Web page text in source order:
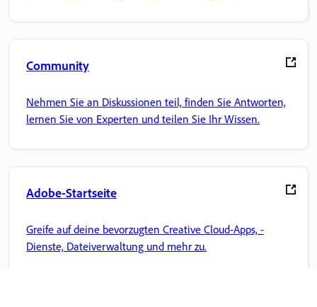
Community
Nehmen Sie an Diskussionen teil, finden Sie Antworten,
lernen Sie von Experten und teilen Sie Ihr Wissen.
Adobe-Startseite
Greife auf deine bevorzugten Creative Cloud-Apps, -
Dienste, Dateiverwaltung und mehr zu.